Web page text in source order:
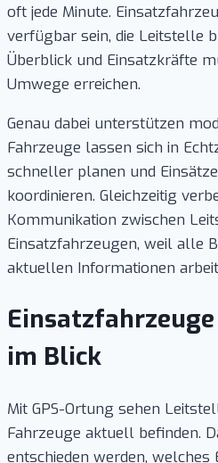
oft jede Minute.
verfügbar sein, die Leitstelle
Überblick und Einsatzkräfte
Umwege erreichen.
Genau dabei unterstützen
Fahrzeuge lassen sich in
schneller planen und
koordinieren. Gleichzeitig
Kommunikation zwischen
Einsatzfahrzeugen, weil alle
aktuellen Informationen
im Blick
Mit GPS-Ortung sehen
Fahrzeuge aktuell befinden.
entschieden werden,